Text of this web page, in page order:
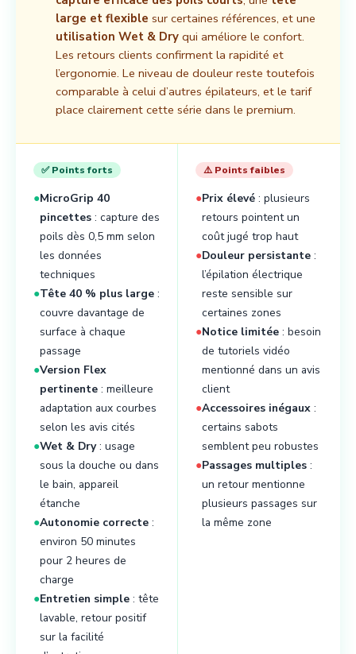
large et flexible sur certaines références, et une
utilisation Wet & Dry qui améliore le confort.
Les retours clients confirment la rapidité et
l’ergonomie. Le niveau de douleur reste toutefois
comparable à celui d’autres épilateurs, et le tarif
place clairement cette série dans le premium.
✅ Points forts
●MicroGrip 40
pincettes : capture des
poils dès 0,5 mm selon
les données
techniques
●Tête 40 % plus large :
couvre davantage de
surface à chaque
passage
●Version Flex
pertinente : meilleure
adaptation aux courbes
selon les avis cités
●Wet & Dry: usage
sous la douche ou dans
le bain, appareil
étanche
●Autonomie correcte :
environ 50 minutes
pour 2 heures de
charge
●Entretien simple : tête
lavable, retour positif
sur la facilité
⚠️ Points faibles
●Prix élevé : plusieurs
retours pointent un
coût jugé trop haut
●Douleur persistante :
l’épilation électrique
reste sensible sur
certaines zones
●Notice limitée : besoin
de tutoriels vidéo
mentionné dans un avis
client
●Accessoires inégaux :
certains sabots
semblent peu robustes
●Passages multiples :
un retour mentionne
plusieurs passages sur
la même zone